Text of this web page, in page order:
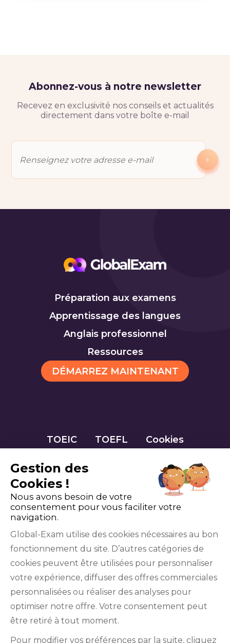
Abonnez-vous à notre newsletter
Recevez en exclusivité nos conseils et actualités
directement dans votre boîte e-mail
Préparation aux examens
Apprentissage des langues
Anglais professionnel
Ressources
DÉMARREZ MAINTENANT
TOEIC TOEFL Cookies
Twitter YouTube
Gestion des
Cookies !
Nous avons besoin de votre
consentement pour vous faciliter votre
navigation.
Global-Exam utilise des cookies nécessaires au bon
fonctionnement du site. D’autres catégories de
cookies peuvent être utilisées pour personnaliser
votre expérience, diffuser des offres commerciales
personnalisées ou réaliser des analyses pour
optimiser notre offre. Votre consentement peut
être retiré à tout moment.
Pour modifier vos préférences par la suite, cliquez